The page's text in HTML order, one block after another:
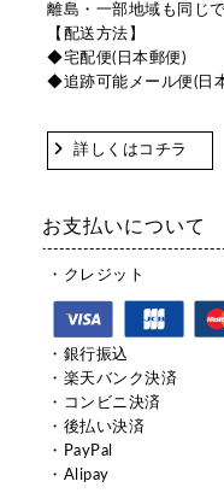
離島・一部地域も同じで
【配送方法】
◆宅配便(日本郵便)
◆追跡可能メール便(日
詳しくはコチラ
お支払いについて
・クレジット
・銀行振込
・楽天バンク決済
・コンビニ決済
・後払い決済
・PayPal
・Alipay